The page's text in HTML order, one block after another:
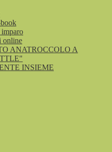
online
ANATROCCOLO A
INSIEME